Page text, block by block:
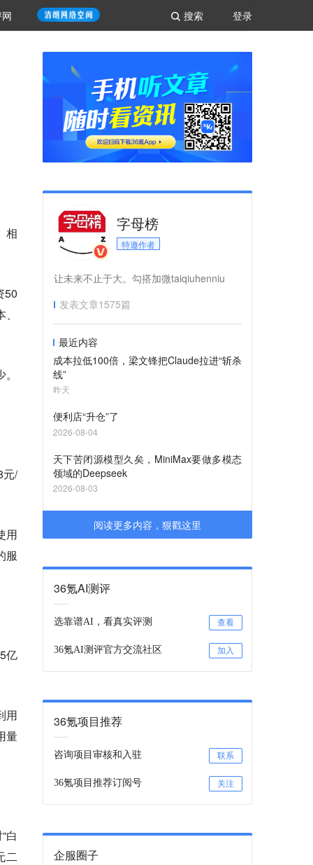
登录
搜索
相
50
元/
用
服
亿
用
量
白
二
字母榜
特邀作者
让未来不止于大。勾搭加微taiqiuhenniu
发表文章1575篇
最近内容
成本拉低100倍，梁文锋把Claude拉进“斩杀
线”
昨天
便利店“升仓”了
2026-08-04
天下苦闭源模型久矣，MiniMax要做多模态
领域的Deepseek
2026-08-03
阅读更多内容，狠戳这里
36氪AI测评
选靠谱AI，看真实评测 查看
36氪AI测评官方交流社区 加入
36氪项目推荐
咨询项目审核和入驻 联系
36氪项目推荐订阅号 关注
企服圈子